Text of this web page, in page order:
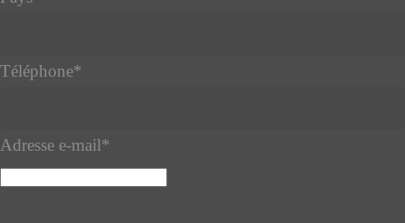
Téléphone*
Adresse e-mail*